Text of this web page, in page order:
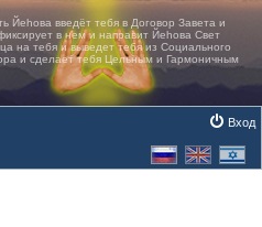
поиск
Вход